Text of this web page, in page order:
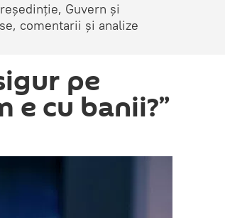
Guvern și
comentarii și analize
pe
e cu banii?”